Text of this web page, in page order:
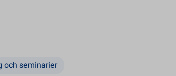
och seminarier